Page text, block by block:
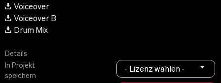
Voiceover
Voiceover B
Drum Mix
Details
In Projekt
speichern
- Lizenz wählen -